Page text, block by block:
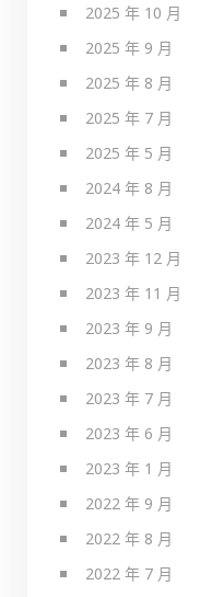
2025 年 10 月
2025 年 9 月
2025 年 8 月
2025 年 7 月
2025 年 5 月
2024 年 8 月
2024 年 5 月
2023 年 12 月
2023 年 11 月
2023 年 9 月
2023 年 8 月
2023 年 7 月
2023 年 6 月
2023 年 1 月
2022 年 9 月
2022 年 8 月
2022 年 7 月